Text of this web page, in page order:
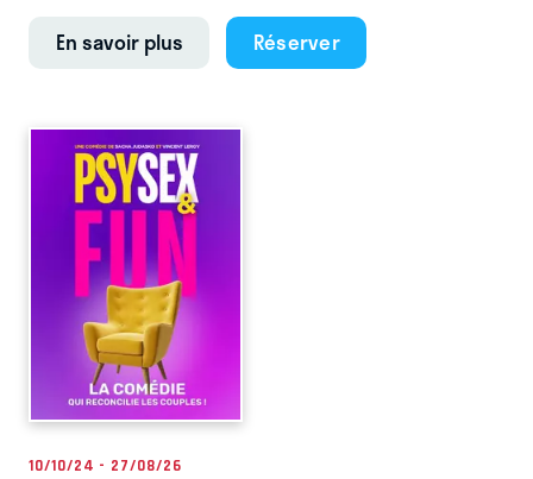
En savoir plus Réserver
10/10/24 - 27/08/26